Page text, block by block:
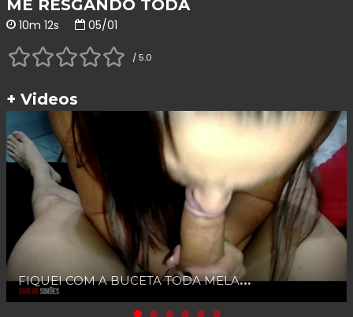
ME RESGANDO TODA
10m 12s 05/01
/ 5.0
+ Videos
FIQUEI COM A BUCETA TODA MELADA AO SENTIR ESSE PAU GRANDE GROSSO ME RESGANDO TODA PRIME